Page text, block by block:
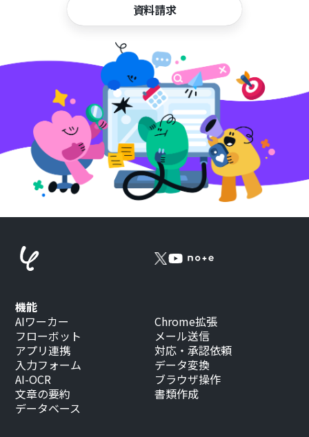
資料請求
機能
AIワーカー
フローボット
アプリ連携
入力フォーム
AI-OCR
文章の要約
データベース
Chrome拡張
メール送信
対応・承認依頼
データ変換
ブラウザ操作
書類作成